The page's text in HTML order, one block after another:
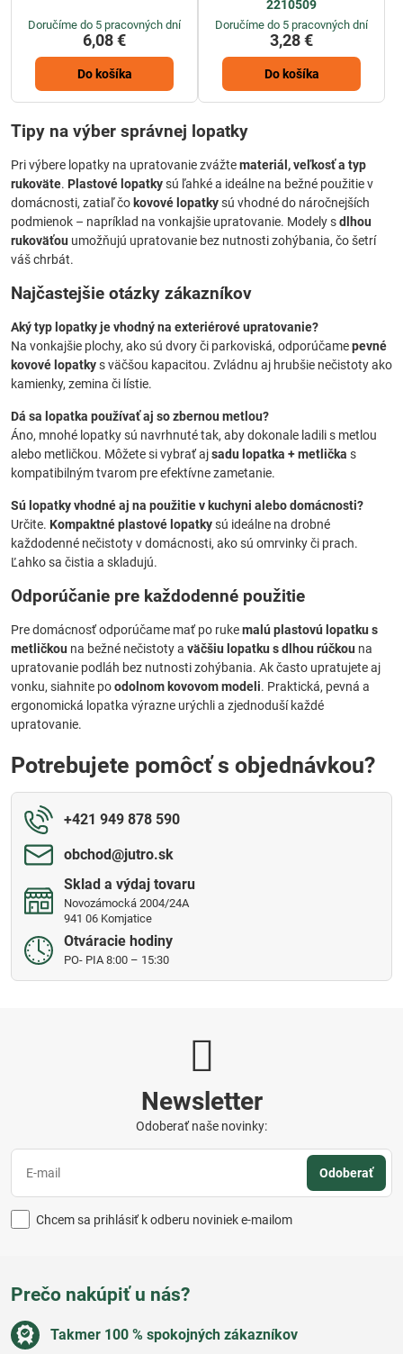
Doručíme do 5 pracovných dní
6,08 €
Do košíka
2210509
Doručíme do 5 pracovných dní
3,28 €
Do košíka
Tipy na výber správnej lopatky
Pri výbere lopatky na upratovanie zvážtemateriál, veľkosť a typ
rukoväte. Plastové lopatkysú ľahké a ideálne na bežné použitie v
domácnosti, zatiaľ čo kovové lopatkysú vhodné do náročnejších
podmienok – napríklad na vonkajšie upratovanie. Modely sdlhou
rukoväťou umožňujú upratovanie bez nutnosti zohýbania, čo šetrí
váš chrbát.
Najčastejšie otázky zákazníkov
Aký typ lopatky je vhodný na exteriérové upratovanie?
Na vonkajšie plochy, ako sú dvory či parkoviská, odporúčamepevné
kovové lopatkys väčšou kapacitou. Zvládnu aj hrubšie nečistoty ako
kamienky, zemina či lístie.
Dá sa lopatka používať aj so zbernou metlou?
Áno, mnohé lopatky sú navrhnuté tak, aby dokonale ladili s metlou
alebo metličkou. Môžete si vybrať ajsadu lopatka + metlička s
kompatibilným tvarom pre efektívne zametanie.
Sú lopatky vhodné aj na použitie v kuchyni alebo domácnosti?
Určite. Kompaktné plastové lopatkysú ideálne na drobné
každodenné nečistoty v domácnosti, ako sú omrvinky či prach.
Ľahko sa čistia a skladujú.
Odporúčanie pre každodenné použitie
Pre domácnosť odporúčame mať po rukemalú plastovú lopatku s
metličkou na bežné nečistoty a väčšiu lopatku s dlhou rúčkou na
upratovanie podláh bez nutnosti zohýbania. Ak často upratujete aj
vonku, siahnite poodolnom kovovom modeli. Praktická, pevná a
ergonomická lopatka výrazne urýchli a zjednoduší každé
upratovanie.
Potrebujete pomôcť s objednávkou?
+421 949 878 590
obchod​@jutro​.sk
Sklad a výdaj tovaru
Novozámocká 2004/24A
941 06 Komjatice
Otváracie hodiny
PO- PIA 8:00 – 15:30
Newsletter
Odoberať naše novinky:
Odoberať
Chcem sa prihlásiť k odberu noviniek e-mailom
Prečo nakúpiť u nás?
Takmer 100 % spokojných zákazníkov